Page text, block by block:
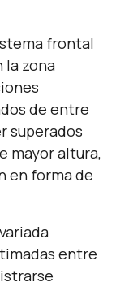
frontal
la zona
de entre
superados
mayor altura,
en forma de
entre